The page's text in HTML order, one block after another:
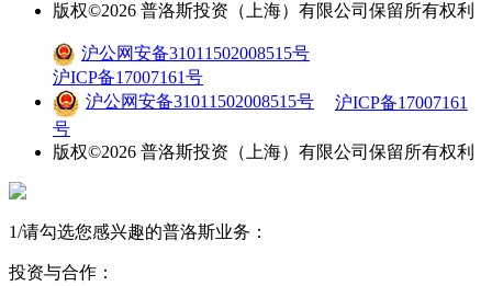
版权©2026 普洛斯投资（上海）有限公司保留所有权利
沪公网安备31011502008515号
沪ICP备17007161号
沪公网安备31011502008515号
沪ICP备17007161
号
版权©2026 普洛斯投资（上海）有限公司保留所有权利
1/请勾选您感兴趣的普洛斯业务：
投资与合作：